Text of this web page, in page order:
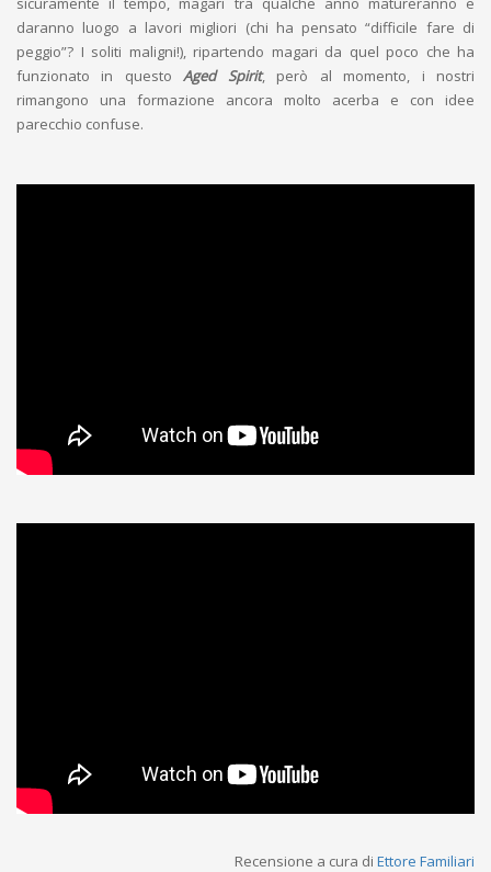
daranno luogo a lavori migliori (chi ha pensato “difficile fare di
peggio”? I soliti maligni!), ripartendo magari da quel poco che ha
funzionato in questoAged Spirit, però al momento, i nostri
rimangono una formazione ancora molto acerba e con idee
parecchio confuse.
Recensione a cura di Ettore Familiari